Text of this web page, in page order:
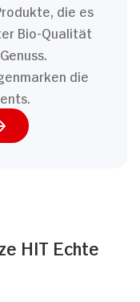
die es
Bio-Qualität
die
HIT Echte